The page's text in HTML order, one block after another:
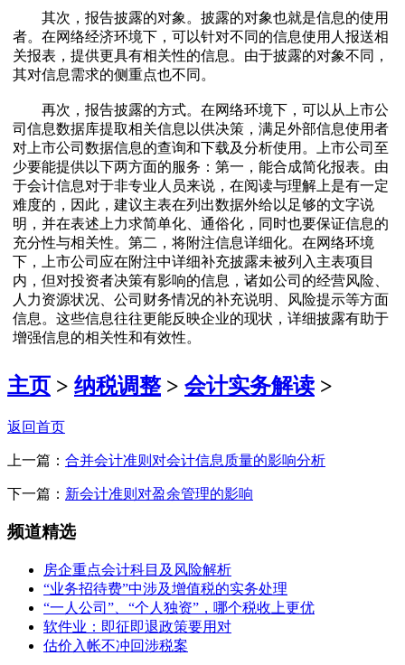
其次，报告披露的对象。披露的对象也就是信息的使用
者。在网络经济环境下，可以针对不同的信息使用人报送相
关报表，提供更具有相关性的信息。由于披露的对象不同，
其对信息需求的侧重点也不同。
再次，报告披露的方式。在网络环境下，可以从上市公
司信息数据库提取相关信息以供决策，满足外部信息使用者
对上市公司数据信息的查询和下载及分析使用。上市公司至
少要能提供以下两方面的服务：第一，能合成简化报表。由
于会计信息对于非专业人员来说，在阅读与理解上是有一定
难度的，因此，建议主表在列出数据外给以足够的文字说
明，并在表述上力求简单化、通俗化，同时也要保证信息的
充分性与相关性。第二，将附注信息详细化。在网络环境
下，上市公司应在附注中详细补充披露未被列入主表项目
内，但对投资者决策有影响的信息，诸如公司的经营风险、
人力资源状况、公司财务情况的补充说明、风险提示等方面
信息。这些信息往往更能反映企业的现状，详细披露有助于
增强信息的相关性和有效性。
主页 > 纳税调整> 会计实务解读 >
返回首页
上一篇： 合并会计准则对会计信息质量的影响分析
下一篇： 新会计准则对盈余管理的影响
频道精选
房企重点会计科目及风险解析
“业务招待费”中涉及增值税的实务处理
“一人公司”、“个人独资”，哪个税收上更优
软件业：即征即退政策要用对
估价入帐不冲回涉税案